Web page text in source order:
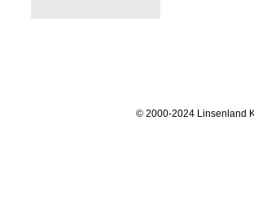
© 2000-2024 Linsenland